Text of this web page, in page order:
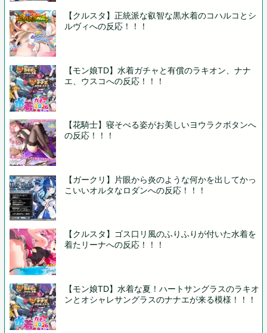
【クルスタ】正統派な叡智な黒水着のコハルコとシ
ルヴィへの反応！！！
【モン娘TD】水着ガチャと有償のラキオン、ナナ
エ、ウスコへの反応！！！
【花騎士】寝そべる姿がお美しいヨウラクボタンへ
の反応！！！
【ガークリ】片眼から炎のような何かを出してかっ
こいいオルタなロダンへの反応！！！
【クルスタ】ゴス口リ風のふりふりが付いた水着を
着たリーナへの反応！！！
【モン娘TD】水着な夏！ハートサングラスのラキオ
ンとオシャレサングラスのナナエが来る模様！！！